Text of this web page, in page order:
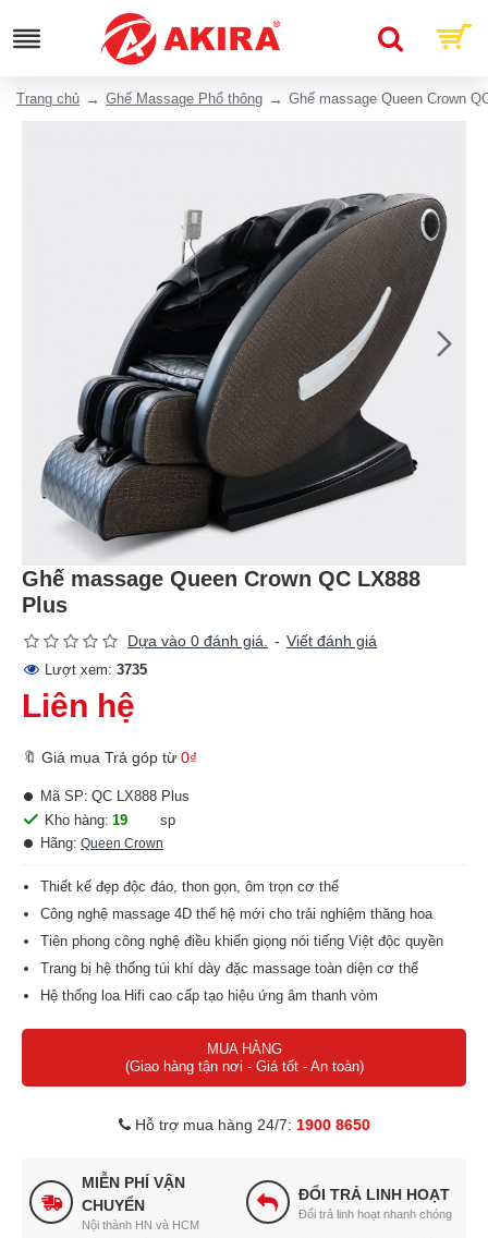
Trang chủ Ghế Massage Phổ thông Ghế massage Queen Crown
Ghế massage Queen Crown QC LX888
Plus
Dựa vào 0 đánh giá. - Viết đánh giá
Lượt xem: 3735
Liên hệ
🔖 Giá mua Trả góp từ 0₫
Kho hàng: 19
sp
Hãng: Queen Crown
Mã SP: QC LX888 Plus
Thiết kế đẹp độc đáo, thon gọn, ôm trọn cơ thể
Công nghệ massage 4D thế hệ mới cho trải nghiệm thăng hoa
Tiên phong công nghệ điều khiển giọng nói tiếng Việt độc quyền
Trang bị hệ thống túi khí dày đặc massage toàn diện cơ thể
Hệ thống loa Hifi cao cấp tạo hiệu ứng âm thanh vòm
6 bài tập massage đẳng cấp
Công nghệ massage không trọng lực cho cảm giác thư giãn tối đa
Nâng cấp bảng điều khiển cảm ứng tiếng Việt với giao diện dễ sử
dụng
MUA HÀNG
(Giao hàng tận nơi - Giá tốt - An toàn)
Hỗ trợ mua hàng 24/7: 1900 8650
MIỄN PHÍ VẬN
CHUYỂN
Nội thành HN và HCM
ĐỔI TRẢ LINH HOẠT
Đổi trả linh hoạt nhanh chóng